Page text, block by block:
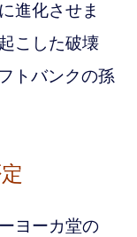
進化させま
こした破壊
トバンクの孫
ヨーカ堂の